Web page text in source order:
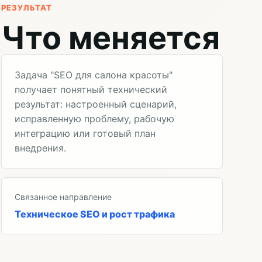
РЕЗУЛЬТАТ
Что меняется
Задача "SEO для салона красоты"
получает понятный технический
результат: настроенный сценарий,
исправленную проблему, рабочую
интеграцию или готовый план
внедрения.
Связанное направление
Техническое SEO и рост трафика